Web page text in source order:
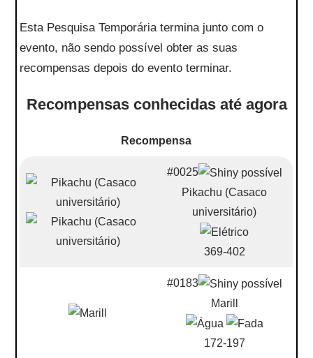
Esta Pesquisa Temporária termina junto com o
evento, não sendo possível obter as suas
recompensas depois do evento terminar.
Recompensas conhecidas até agora
Recompensa
#0025
Pikachu (Casaco
universitário)
369-402
#0183
Marill
172-197